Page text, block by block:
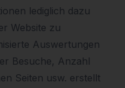
lediglich dazu
Website zu
Auswertungen
Besuche, Anzahl
Seiten usw. erstellt